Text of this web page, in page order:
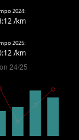
2024:
/km
2025:
/km